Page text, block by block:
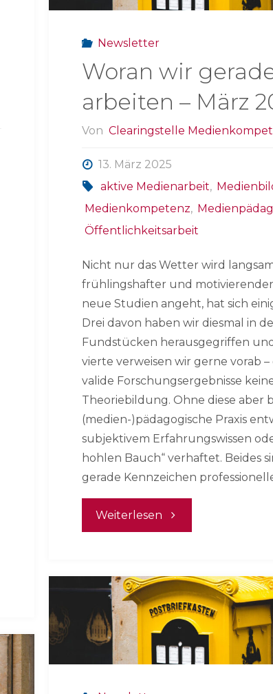
Newsletter
Woran wir
arbeiten – März
Von Clearingstelle
13. März 2025
aktive Medienarbeit,
Medienkompetenz,
Öffentlichkeitsarbeit
Nicht nur das Wetter wird
frühlingshafter und
neue Studien angeht, hat sich
Drei davon haben wir diesmal in
Fundstücken herausgegriffen
vierte verweisen wir gerne vorab
valide Forschungsergebnisse
Theoriebildung. Ohne diese aber
(medien-)pädagogische Praxis
subjektivem Erfahrungswissen
hohlen Bauch“ verhaftet. Beides
gerade Kennzeichen
Weiterlesen"Woran
gerade
arbeiten
–